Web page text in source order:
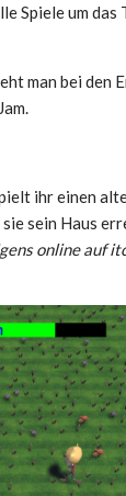
Spiele um das
man bei den
ihr einen
sein Haus
online auf